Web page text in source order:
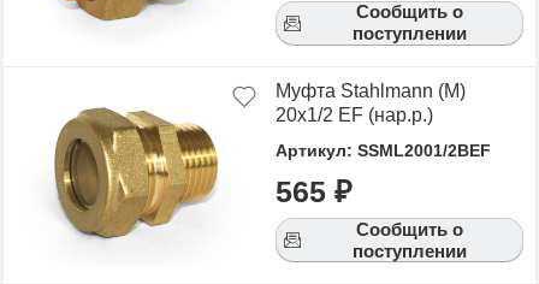
Сообщить о
поступлении
Муфта Stahlmann (M)
20х1/2 EF (нар.р.)
Артикул: SSML2001/2BEF
565 ₽
Сообщить о
поступлении